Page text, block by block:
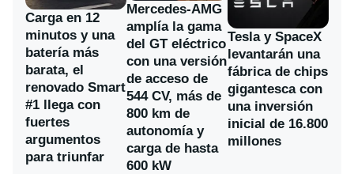
Carga en 12
minutos y una
batería más
barata, el
renovado Smart
#1 llega con
fuertes
argumentos
para triunfar
Mercedes-AMG
amplía la gama
del GT eléctrico
con una versión
de acceso de
544 CV, más de
800 km de
autonomía y
carga de hasta
600 kW
Tesla y SpaceX
levantarán una
fábrica de chips
gigantesca con
una inversión
inicial de 16.800
millones